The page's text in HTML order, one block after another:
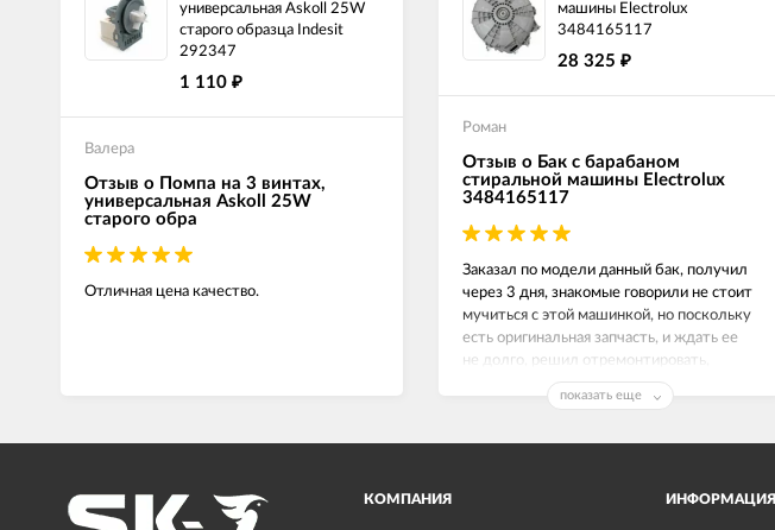
универсальная Askoll 25W
старого образца Indesit
292347
1 110 ₽
Валера
Отзыв о Помпа на 3 винтах,
универсальная Askoll 25W
старого обра
Отличная цена качество.
машины Electrolux
3484165117
28 325 ₽
Роман
Отзыв о Бак с барабаном
стиральной машины Electrolux
3484165117
Заказал по модели данный бак, получил
через 3 дня, знакомые говорили не стоит
мучиться с этой машинкой, но поскольку
есть оригинальная запчасть, и ждать ее
не долго, решил отремонтировать,
сейчас все работает как часы.
показать еще
КОМПАНИЯ ИНФОРМАЦИЯ